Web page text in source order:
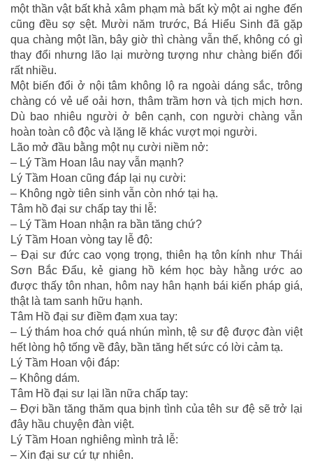
một thần vật bất khả xâm phạm mà bất kỳ một ai nghe đến
cũng đều sợ sệt. Mười năm trước, Bá Hiểu Sinh đã gặp
qua chàng một lần, bây giờ thì chàng vẫn thế, không có gì
thay đổi nhưng lão lại mường tượng như chàng biến đổi
rất nhiều.
Một biến đổi ở nội tâm không lộ ra ngoài dáng sắc, trông
chàng có vẻ uể oải hơn, thâm trầm hơn và tịch mịch hơn.
Dù bao nhiêu người ở bên cạnh, con người chàng vẫn
hoàn toàn cô độc và lặng lẽ khác vượt mọi người.
Lão mở đầu bằng một nụ cười niềm nở:
– Lý Tầm Hoan lâu nay vẫn mạnh?
Lý Tầm Hoan cũng đáp lại nụ cười:
– Không ngờ tiên sinh vẫn còn nhớ tại hạ.
Tâm hồ đại sư chấp tay thi lễ:
– Lý Tầm Hoan nhận ra bần tăng chứ?
Lý Tầm Hoan vòng tay lễ độ:
– Đại sư đức cao vọng trọng, thiên hạ tôn kính như Thái
Sơn Bắc Đẩu, kẻ giang hồ kém học bày hằng ước ao
được thấy tôn nhan, hôm nay hân hạnh bái kiến pháp giá,
thật là tam sanh hữu hạnh.
Tâm Hồ đại sư điềm đạm xua tay:
– Lý thám hoa chớ quá nhún mình, tệ sư đệ được đàn việt
hết lòng hộ tống về đây, bần tăng hết sức có lời cảm tạ.
Lý Tầm Hoan vội đáp:
– Không dám.
Tâm Hồ đại sư lại lần nữa chấp tay:
– Đợi bần tăng thăm qua bịnh tình của têh sư đệ sẽ trở lại
đây hầu chuyện đàn việt.
Lý Tầm Hoan nghiêng mình trả lễ:
– Xin đại sư cứ tự nhiên.